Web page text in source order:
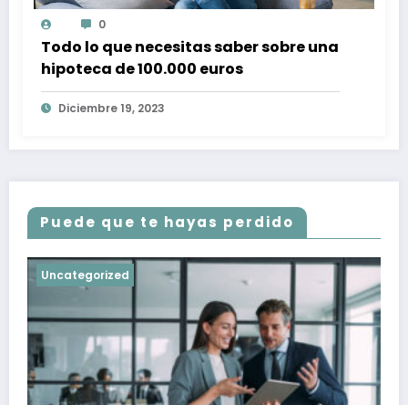
0
Todo lo que necesitas saber sobre una
hipoteca de 100.000 euros
Diciembre 19, 2023
Puede que te hayas perdido
Uncategorized